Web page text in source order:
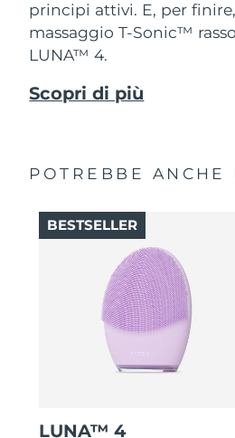
principi attivi. E, per
massaggio T-Sonic™
LUNA™ 4.
Scopri di più
POTREBBE ANCHE
LUNA™ 4
BESTSELLER